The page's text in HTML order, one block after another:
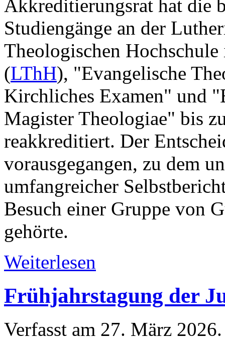
Akkreditierungsrat hat die
Studiengänge an der
Theologischen
(LThH), "Evangelische
Kirchliches Examen" und
Magister Theologiae" bis
reakkreditiert. Der
vorausgegangen, zu dem
umfangreicher
Besuch einer Gruppe von
gehörte.
Weiterlesen
Frühjahrstagung der
Verfasst am 27. März 2026.